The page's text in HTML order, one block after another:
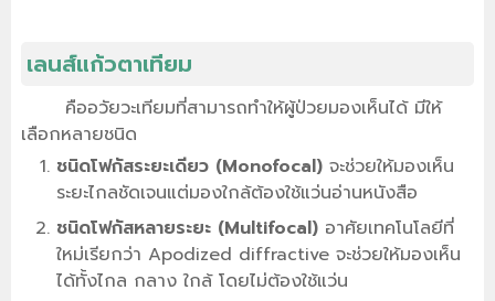
เลนส์แก้วตาเทียม
คืออวัยวะเทียมที่สามารถทำให้ผู้ป่วยมองเห็นได้ มีให้
เลือกหลายชนิด
ชนิดโฟกัสระยะเดียว (Monofocal) จะช่วยให้มองเห็น
ระยะไกลชัดเจนแต่มองใกล้ต้องใช้แว่นอ่านหนังสือ
ชนิดโฟกัสหลายระยะ (Multifocal) อาศัยเทคโนโลยีที่
ใหม่เรียกว่า Apodized diffractive จะช่วยให้มองเห็น
ได้ทั้งไกล กลาง ใกล้ โดยไม่ต้องใช้แว่น